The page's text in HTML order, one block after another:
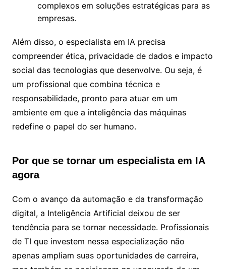
complexos em soluções estratégicas para as
empresas.
Além disso, o especialista em IA precisa
compreender ética, privacidade de dados e impacto
social das tecnologias que desenvolve. Ou seja, é
um profissional que combina técnica e
responsabilidade, pronto para atuar em um
ambiente em que a inteligência das máquinas
redefine o papel do ser humano.
Por que se tornar um especialista em IA
agora
Com o avanço da automação e da transformação
digital, a Inteligência Artificial deixou de ser
tendência para se tornar necessidade. Profissionais
de TI que investem nessa especialização não
apenas ampliam suas oportunidades de carreira,